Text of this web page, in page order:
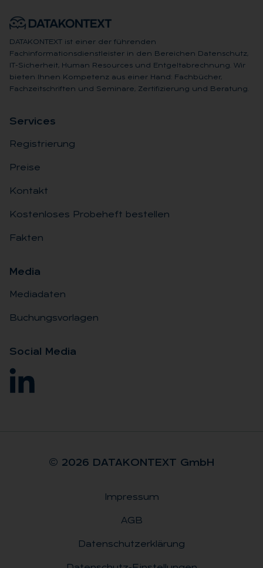
DATAKONTEXT ist einer der führenden
Fachinformationsdienstleister in den Bereichen Datenschutz,
IT-Sicherheit, Human Resources und Entgeltabrechnung. Wir
bieten Ihnen Kompetenz aus einer Hand: Fachbücher,
Fachzeitschriften und Seminare, Zertifizierung und Beratung.
Ser­vices
Registrierung
Preise
Kontakt
Kostenloses Probeheft bestellen
Fakten
Me­dia
Mediadaten
Buchungsvorlagen
So­ci­al Me­dia
© 2026 DA­TA­KON­TEXT GmbH
Impressum
AGB
Datenschutzerklärung